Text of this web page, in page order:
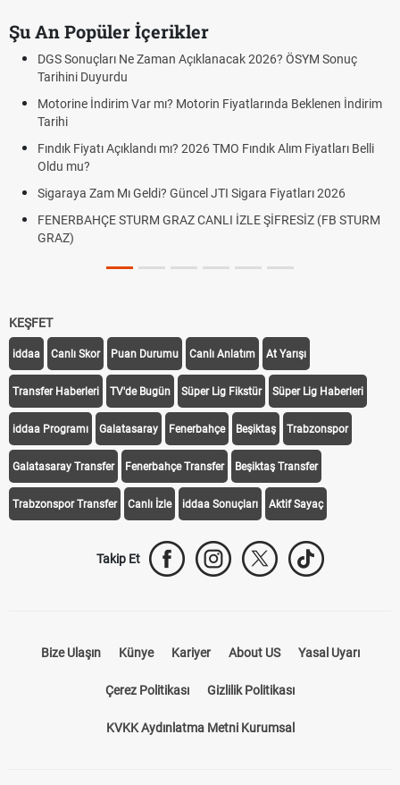
Şu An Popüler İçerikler
DGS Sonuçları Ne Zaman Açıklanacak 2026? ÖSYM Sonuç
Tarihini Duyurdu
Motorine İndirim Var mı? Motorin Fiyatlarında Beklenen İndirim
Tarihi
Fındık Fiyatı Açıklandı mı? 2026 TMO Fındık Alım Fiyatları Belli
Oldu mu?
Sigaraya Zam Mı Geldi? Güncel JTI Sigara Fiyatları 2026
FENERBAHÇE STURM GRAZ CANLI İZLE ŞİFRESİZ (FB STURM
GRAZ)
KEŞFET
iddaa Canlı Skor Puan Durumu Canlı Anlatım At Yarışı
Transfer Haberleri TV'de Bugün Süper Lig Fikstür Süper Lig Haberleri
iddaa Programı Galatasaray Fenerbahçe Beşiktaş Trabzonspor
Galatasaray Transfer Fenerbahçe Transfer Beşiktaş Transfer
Trabzonspor Transfer Canlı İzle iddaa Sonuçları Aktif Sayaç
Takip Et
Bize Ulaşın Künye Kariyer About US Yasal Uyarı
Çerez Politikası Gizlilik Politikası
KVKK Aydınlatma Metni Kurumsal